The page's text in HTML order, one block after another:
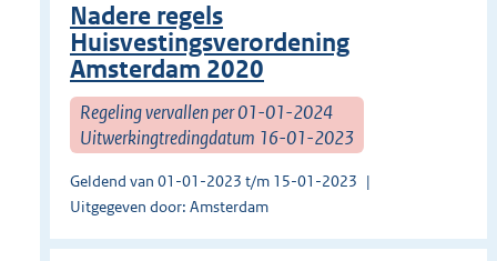
Nadere regels
Huisvestingsverordening
Amsterdam 2020
Regeling vervallen per 01-01-2024
Uitwerkingtredingdatum 16-01-2023
Geldend van 01-01-2023 t/m 15-01-2023
Uitgegeven door: Amsterdam